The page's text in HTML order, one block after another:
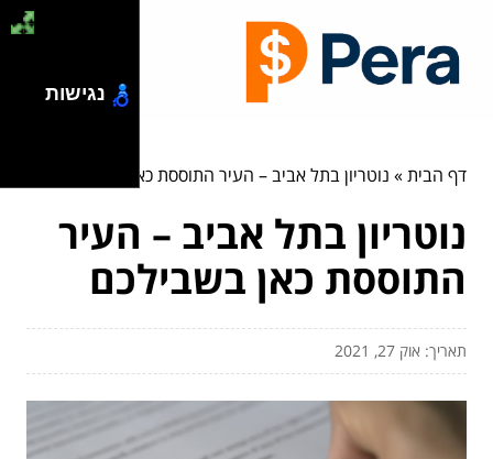
דף הבית» נוטריון בתל אביב – העיר התוססת כאן בשבילכם
נוטריון בתל אביב – העיר
התוססת כאן בשבילכם
תאריך: אוק 27, 2021
נגישות